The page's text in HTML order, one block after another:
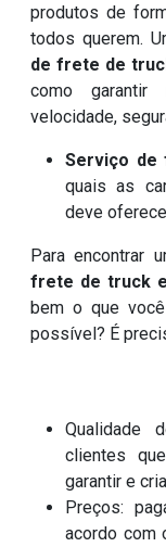
produtos de
todos querem.
de frete de
como garantir
velocidade,
Serviço de
quais as
deve
Para encontrar
frete de truck
bem o que
possível? É
Qualidade
clientes
garantir e
Preços:
acordo com